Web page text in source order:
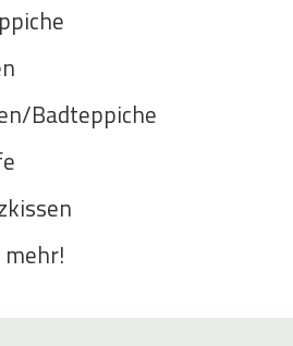
Badteppiche
mehr!